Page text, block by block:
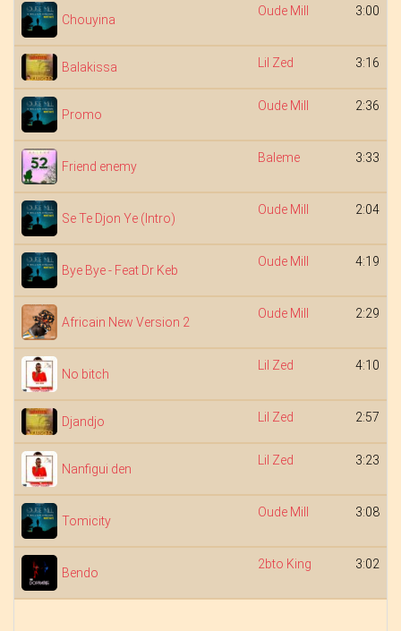
Chouyina
Oude Mill 3:00
Balakissa Lil Zed 3:16
Promo
Oude Mill 2:36
Friend enemy
Baleme 3:33
Se Te Djon Ye (Intro)
Oude Mill 2:04
Bye Bye - Feat Dr Keb
Oude Mill 4:19
Africain New Version 2
Oude Mill 2:29
No bitch
Lil Zed 4:10
Djandjo Lil Zed 2:57
Nanfigui den
Lil Zed 3:23
Tomicity
Oude Mill 3:08
Bendo
2bto King 3:02